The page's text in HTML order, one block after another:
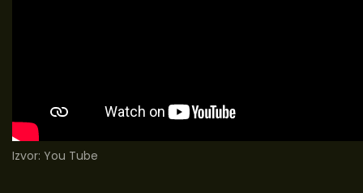
Izvor: You Tube